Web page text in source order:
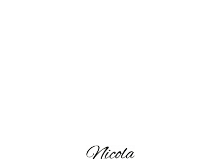
プロテクション（2）